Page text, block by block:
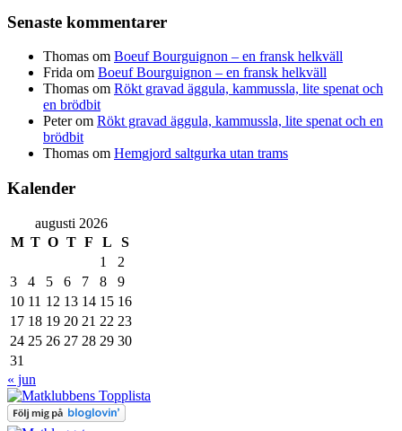
Senaste kommentarer
Thomas om Boeuf Bourguignon – en fransk helkväll
Frida om Boeuf Bourguignon – en fransk helkväll
Thomas om Rökt gravad äggula, kammussla, lite spenat och
en brödbit
Peterom Rökt gravad äggula, kammussla, lite spenat och en
brödbit
Thomas om Hemgjord saltgurka utan trams
Kalender
augusti 2026
M T O T F L
S
1
2
3
4 5 6 7 8
9
10 11 12 13 14 15 16
17 18 19 20 21 22 23
24 25 26 27 28 29 30
31
« jun